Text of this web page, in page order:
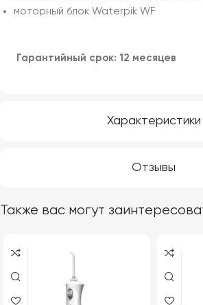
Характеристики
Отзывы
моторный блок Waterpik WF
Гарантийный срок: 12 месяцев
Также вас могут